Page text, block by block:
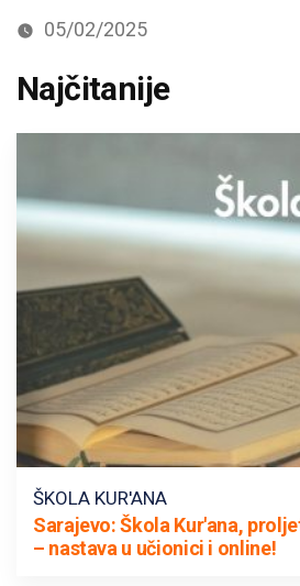
05/02/2025
Najčitanije
ŠKOLA KUR'ANA
Sarajevo: Škola Kur'ana,
– nastava u učionici i online!